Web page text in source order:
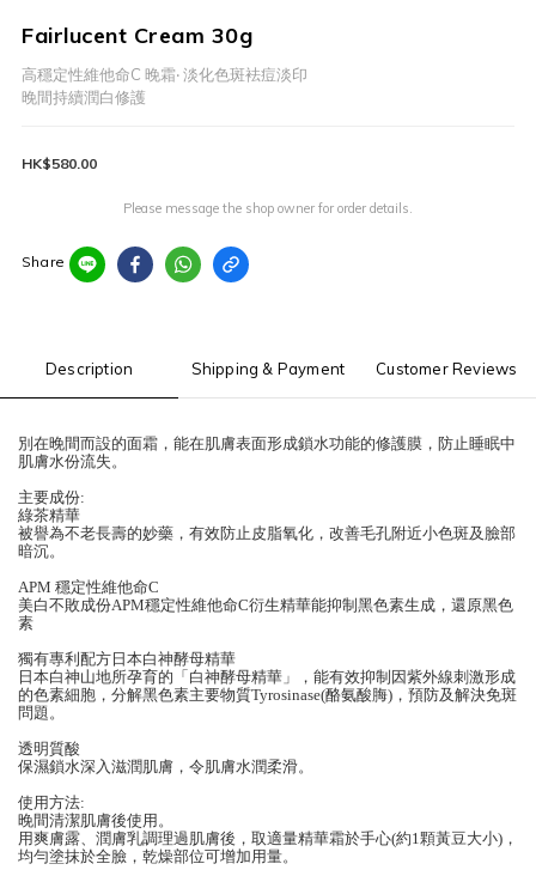
Fairlucent Cream 30g
高穩定性維他命C 晚霜‧ 淡化色斑袪痘淡印
晚間持續潤白修護
HK$580.00
Please message the shop owner for order details.
Share
Description Shipping & Payment Customer Reviews
別在晚間而設的面霜，能在肌膚表面形成鎖水功能的修護膜，防止睡眠中
肌膚水份流失。
主要成份:
綠茶精華
被譽為不老長壽的妙藥，有效防止皮脂氧化，改善毛孔附近小色斑及臉部
暗沉。
APM 穩定性維他命C
美白不敗成份APM穩定性維他命C衍生精華能抑制黑色素生成，還原黑色
素
獨有專利配方日本白神酵母精華
日本白神山地所孕育的「白神酵母精華」，能有效抑制因紫外線刺激形成
的色素細胞，分解黑色素主要物質Tyrosinase(酪氨酸脢) ，預防及解決免斑
問題。
透明質酸
保濕鎖水深入滋潤肌膚，令肌膚水潤柔滑。
使用方法:
晚間清潔肌膚後使用。
用爽膚露、潤膚乳調理過肌膚後，取適量精華霜於手心(約1顆黃豆大小) ，
均勻塗抹於全臉，乾燥部位可增加用量。